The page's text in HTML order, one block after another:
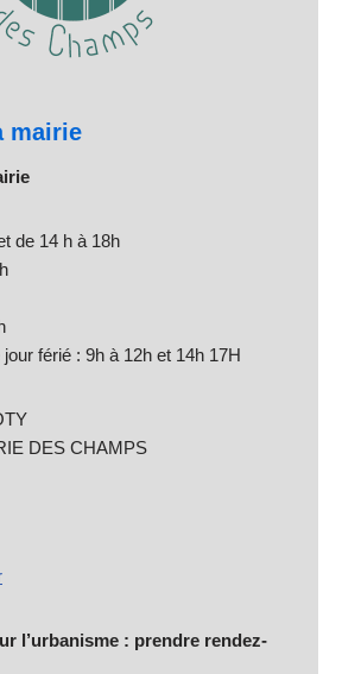
mairie
de 14 h à 18h
férié : 9h à 12h et 14h 17H
DES CHAMPS
l’urbanisme : prendre rendez-